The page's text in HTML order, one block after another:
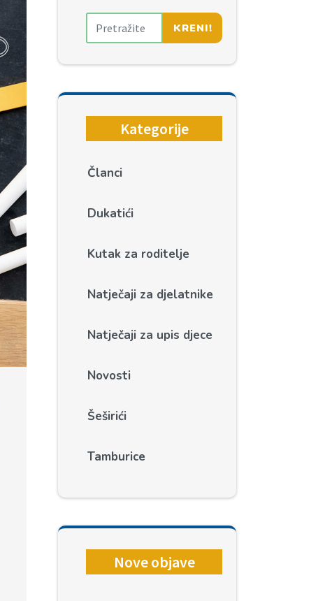
KRENI!
Kategorije
Članci
Dukatići
Kutak za roditelje
Natječaji za djelatnike
Natječaji za upis djece
Novosti
Šeširići
Tamburice
Nove objave